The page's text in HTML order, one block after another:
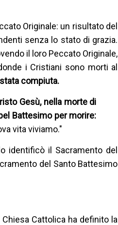
Originale: un risultato del
senza lo stato di grazia.
il loro Peccato Originale,
i Cristiani sono morti al
compiuta.
Gesù, nella morte di
Battesimo per morire:
vita viviamo."
identificò il Sacramento del
del Santo Battesimo
Cattolica ha definito la